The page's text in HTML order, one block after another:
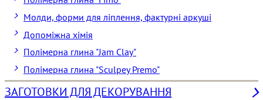
Молди, форми для ліплення, фактурні аркуші
Допоміжна хімія
Полімерна глина "Jam Clay"
Полімерна глина "Sculpey Premo"
ЗАГОТОВКИ ДЛЯ ДЕКОРУВАННЯ